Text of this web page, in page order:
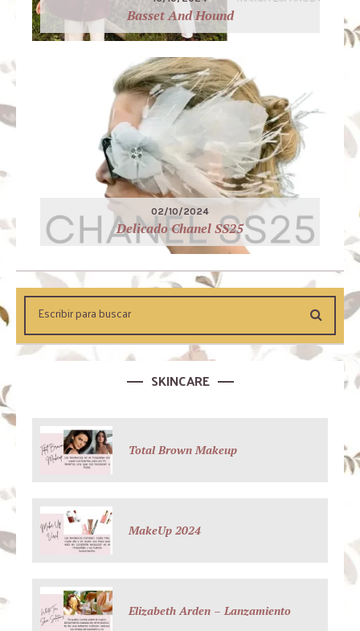
Basset And Hound
02/10/2024
Delicado Chanel SS25
SKINCARE
Total Brown Makeup
MakeUp 2024
Elizabeth Arden – Lanzamiento